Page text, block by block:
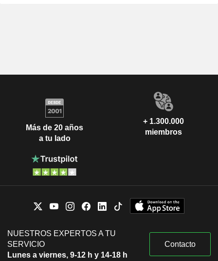
Más de 20 años
a tu lado
+ 1.300.000
miembros
NUESTROS EXPERTOS A TU
SERVICIO
Lunes a viernes, 9-12 h y 14-18 h
Contacto